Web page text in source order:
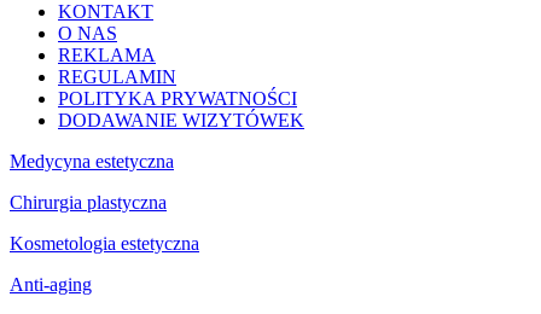
KONTAKT
O NAS
REKLAMA
REGULAMIN
POLITYKA PRYWATNOŚCI
DODAWANIE WIZYTÓWEK
Medycyna estetyczna
Chirurgia plastyczna
Kosmetologia estetyczna
Anti-aging